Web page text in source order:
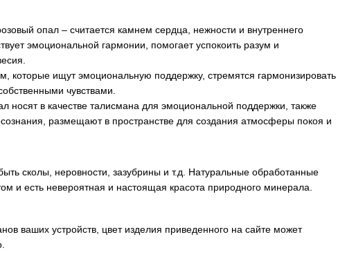
опал – считается камнем сердца, нежности и внутреннего
эмоциональной гармонии, помогает успокоить разум и
которые ищут эмоциональную поддержку, стремятся гармонизировать
чувствами.
носят в качестве талисмана для эмоциональной поддержки, также
размещают в пространстве для создания атмосферы покоя и
сколы, неровности, зазубрины и т.д. Натуральные обработанные
и есть невероятная и настоящая красота природного минерала.
ваших устройств, цвет изделия приведенного на сайте может